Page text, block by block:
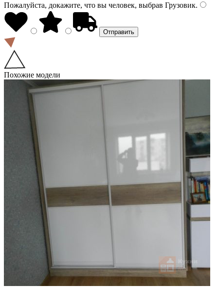
Пожалуйста, докажите, что вы человек, выбрав Грузовик.
Похожие модели